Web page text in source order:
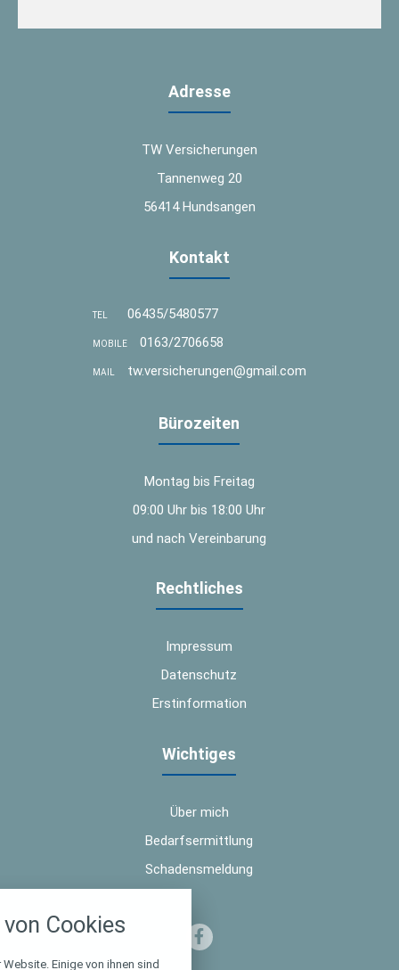
Adresse
TW Versicherungen
Tannenweg 20
56414 Hundsangen
Kontakt
TEL 06435/5480577
MOBILE 0163/2706658
MAIL tw.versicherungen@gmail.com
Bürozeiten
Montag bis Freitag
09:00 Uhr bis 18:00 Uhr
und nach Vereinbarung
Rechtliches
Impressum
Datenschutz
Erstinformation
Wichtiges
Über mich
Bedarfsermittlung
Schadensmeldung
Cookies
Einige von ihnen sind
alle verwendeten Cookies und
zu blockieren.